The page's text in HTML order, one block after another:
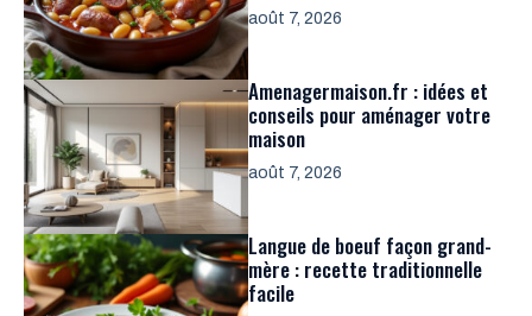
août 7, 2026
Amenagermaison.fr : idées et
conseils pour aménager votre
maison
août 7, 2026
Langue de boeuf façon grand-
mère : recette traditionnelle
facile